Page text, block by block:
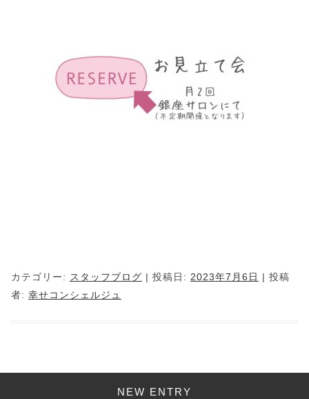
カテゴリー: スタッフブログ | 投稿日: 2023年7月6日 | 投稿
者: 幸せコンシェルジュ
NEW ENTRY